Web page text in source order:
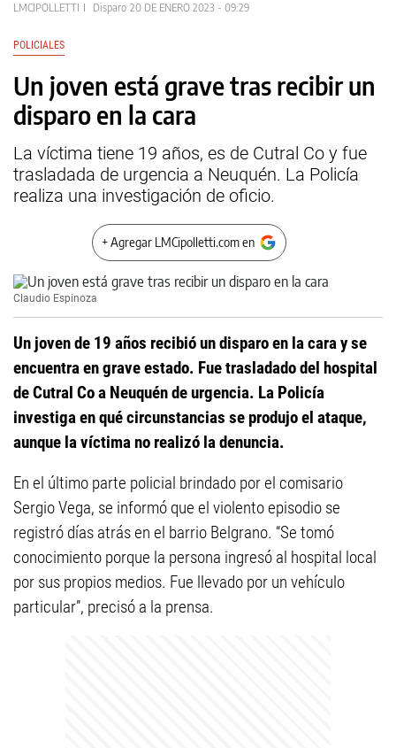
LMCIPOLLETTI Disparo 20 DE ENERO 2023 - 09:29
POLICIALES
Un joven está grave tras recibir un
disparo en la cara
La víctima tiene 19 años, es de Cutral Co y fue
trasladada de urgencia a Neuquén. La Policía
realiza una investigación de oficio.
+ Agregar LMCipolletti.com en
Claudio Espinoza
Un joven de 19 años recibió un disparo en la cara y se
encuentra en grave estado. Fue trasladado del hospital
de Cutral Co a Neuquén de urgencia. La Policía
investiga en qué circunstancias se produjo el ataque,
aunque la víctima no realizó la denuncia.
En el último parte policial brindado por el comisario
Sergio Vega, se informó que el violento episodio se
registró días atrás en el barrio Belgrano. “Se tomó
conocimiento porque la persona ingresó al hospital local
por sus propios medios. Fue llevado por un vehículo
particular”, precisó a la prensa.